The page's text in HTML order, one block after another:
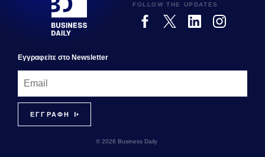
FOLLOW THE UPDATES
Εγγραφεiτε στο Newsletter
© 2026 Business Daily